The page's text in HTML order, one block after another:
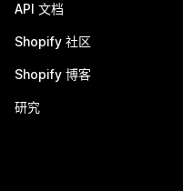
API 文档
Shopify 社区
Shopify 博客
研究